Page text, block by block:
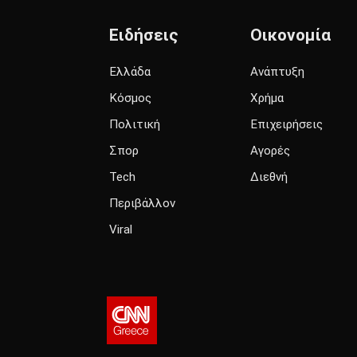
Ειδήσεις
Ελλάδα
Κόσμος
Πολιτική
Σπορ
Tech
Περιβάλλον
Viral
Οικονομία
Ανάπτυξη
Χρήμα
Επιχειρήσεις
Αγορές
Διεθνή